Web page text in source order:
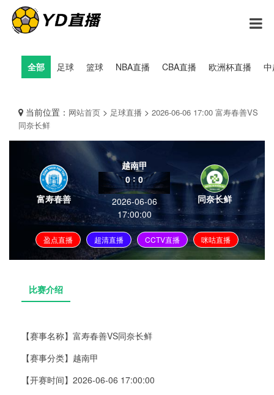
全部 足球 篮球 NBA直播 CBA直播 欧洲杯直播
当前位置： 网站首页 > 足球直播 > 2026-06-06 17:00 富寿春善VS
同奈长鲜
富寿春善
越南甲
0:0
2026-06-06
17:00:00
同奈长鲜
盈点直播 超清直播 CCTV直播 咪咕直播
比赛介绍
【赛事名称】 富寿春善VS同奈长鲜
【赛事分类】 越南甲
【开赛时间】 2026-06-06 17:00:00